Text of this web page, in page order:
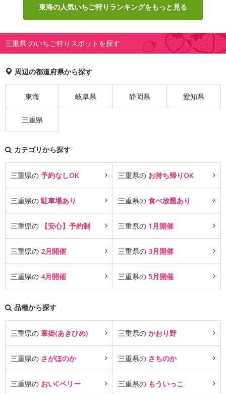
東海の人気いちご狩りランキングをもっと見る
三重県 のいちご狩りスポットを探す
周辺の都道府県から探す
東海 岐阜県 静岡県 愛知県
三重県
カテゴリから探す
三重県の 予約なしOK 三重県の お持ち帰りOK
三重県の 駐車場あり 三重県の 食べ放題あり
三重県の 【安心】予約制 三重県の 1月開催
三重県の 2月開催 三重県の 3月開催
三重県の 4月開催 三重県の 5月開催
品種から探す
三重県の 章姫(あきひめ) 三重県の かおり野
三重県の さがほのか 三重県の さちのか
三重県の おいCベリー 三重県の もういっこ